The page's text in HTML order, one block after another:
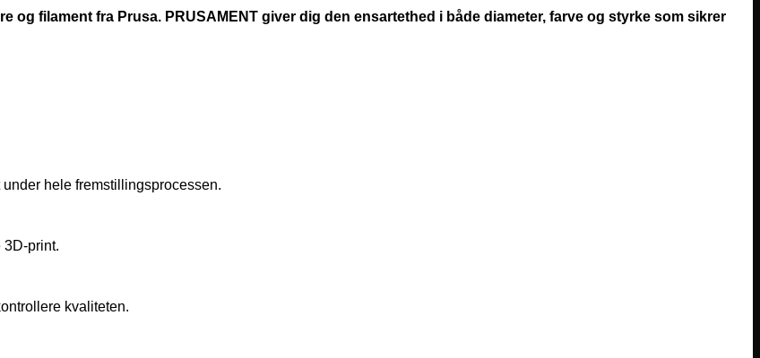
filament fra Prusa. PRUSAMENT giver dig den ensartethed i både diameter, farve og styrke som sikrer
hele fremstillingsprocessen.
print.
kvaliteten.